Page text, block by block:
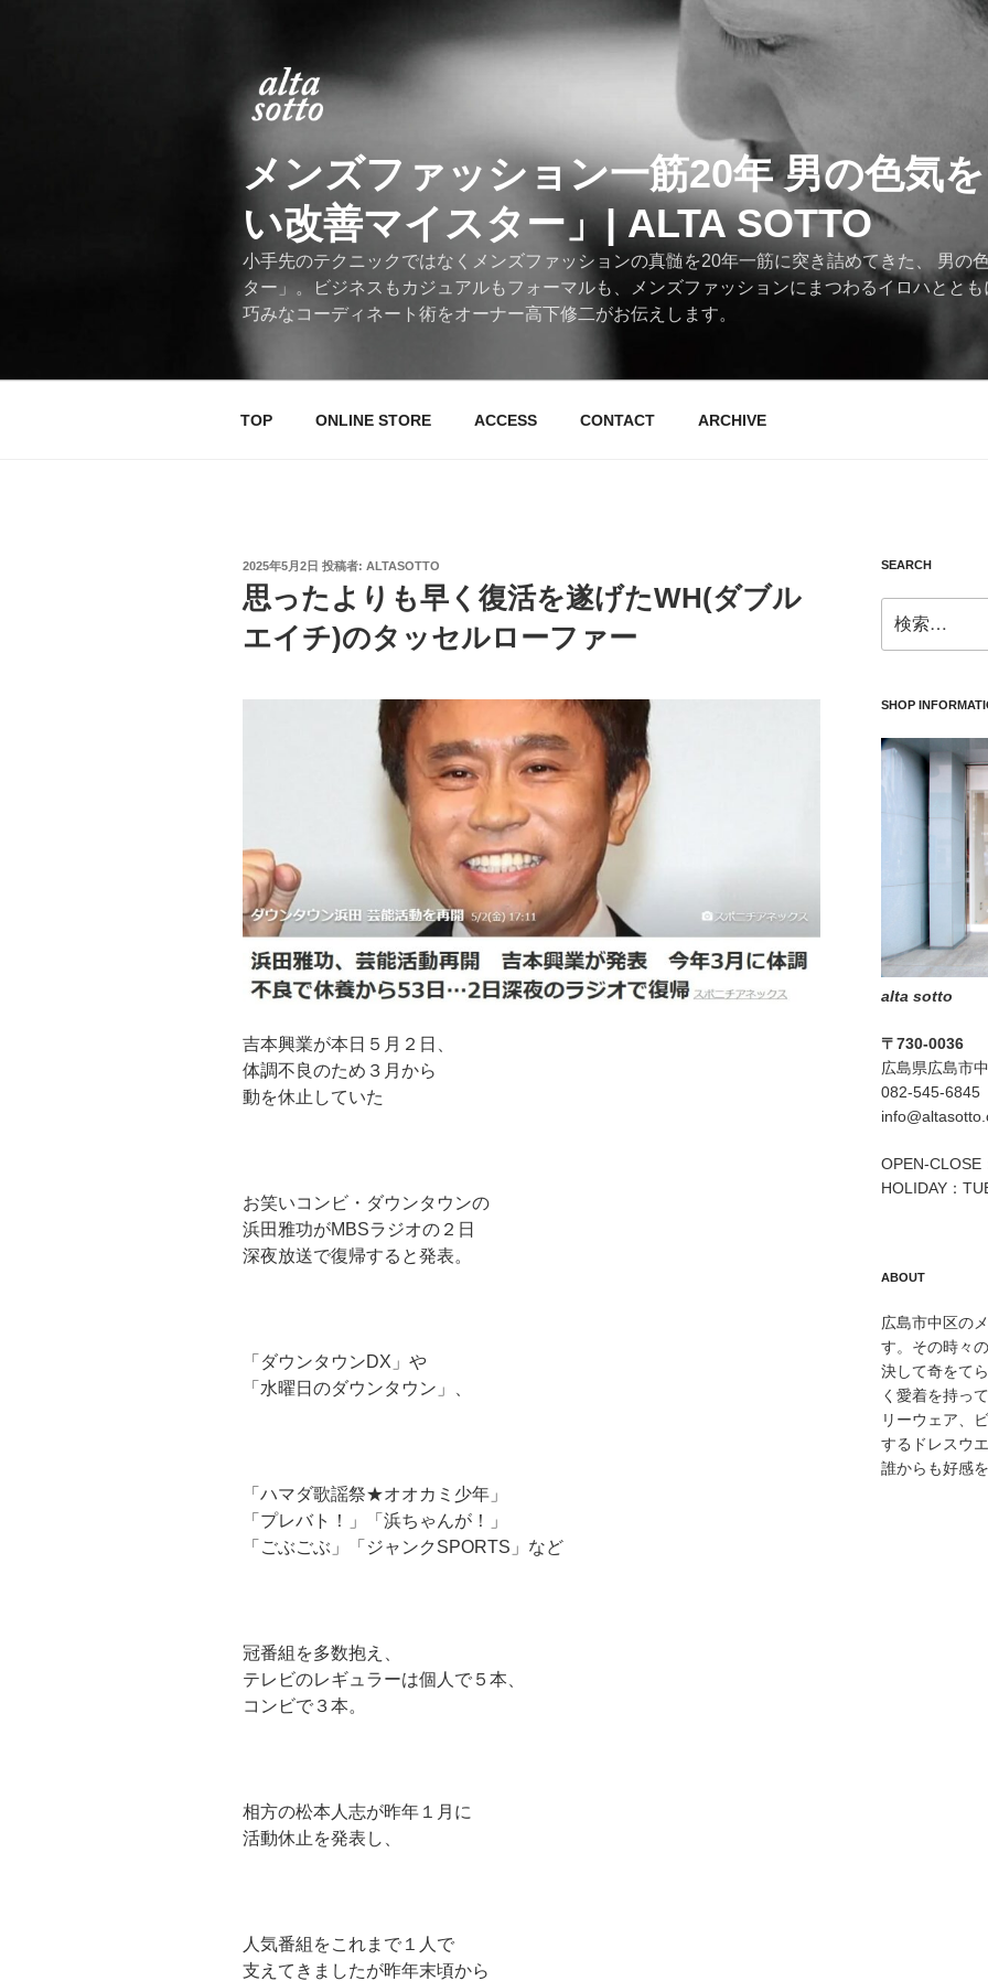
メンズファッション一筋20年 男の色気
い改善マイスター」| ALTA SOTTO
小手先のテクニックではなくメンズファッションの真髄を20年一筋に突き詰めてきた、 男の
ター」。ビジネスもカジュアルもフォーマルも、メンズファッションにまつわるイロハとと
巧みなコーディネート術をオーナー高下修二がお伝えします。
TOP ONLINE STORE ACCESS CONTACT ARCHIVE
投
稿
日:
2025年5月2日 投稿者: ALTASOTTO
思ったよりも早く復活を遂げたWH(ダブル
エイチ)のタッセルローファー
吉本興業が本日５月２日、
体調不良のため３月から
動を休止していた
お笑いコンビ・ダウンタウンの
浜田雅功がMBSラジオの２日
深夜放送で復帰すると発表。
「ダウンタウンDX」や
「水曜日のダウンタウン」、
「ハマダ歌謡祭★オオカミ少年」
「プレバト！」「浜ちゃんが！」
「ごぶごぶ」「ジャンクSPORTS」など
冠番組を多数抱え、
テレビのレギュラーは個人で５本、
コンビで３本。
相方の松本人志が昨年１月に
活動休止を発表し、
人気番組をこれまで１人で
支えてきましたが昨年末頃から
SEARCH
索:
SHOP
alta sotto
〒730-0036
広島県広島市
082-545-6845
OPEN-CLOSE
HOLIDAY：
ABOUT
広島市中区の
す。その時々
決して奇をて
く愛着を持っ
リーウェア、
するドレスウ
誰からも好感